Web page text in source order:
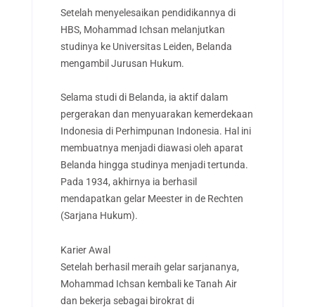
Setelah menyelesaikan pendidikannya di
HBS, Mohammad Ichsan melanjutkan
studinya ke Universitas Leiden, Belanda
mengambil Jurusan Hukum.
Selama studi di Belanda, ia aktif dalam
pergerakan dan menyuarakan kemerdekaan
Indonesia di Perhimpunan Indonesia. Hal ini
membuatnya menjadi diawasi oleh aparat
Belanda hingga studinya menjadi tertunda.
Pada 1934, akhirnya ia berhasil
mendapatkan gelar Meester in de Rechten
(Sarjana Hukum).
Karier Awal
Setelah berhasil meraih gelar sarjananya,
Mohammad Ichsan kembali ke Tanah Air
dan bekerja sebagai birokrat di